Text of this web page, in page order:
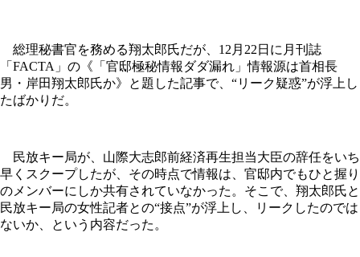
総理秘書官を務める翔太郎氏だが、12月22日に月刊誌
「FACTA」の《「官邸極秘情報ダダ漏れ」情報源は首相長
男・岸田翔太郎氏か》と題した記事で、“リーク疑惑”が浮上し
たばかりだ。
民放キー局が、山際大志郎前経済再生担当大臣の辞任をいち
早くスクープしたが、その時点で情報は、官邸内でもひと握り
のメンバーにしか共有されていなかった。そこで、翔太郎氏と
民放キー局の女性記者との“接点”が浮上し、リークしたのでは
ないか、という内容だった。